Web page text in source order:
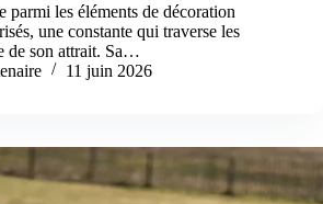
parmi les éléments de décoration
une constante qui traverse les
de son attrait. Sa…
11 juin 2026